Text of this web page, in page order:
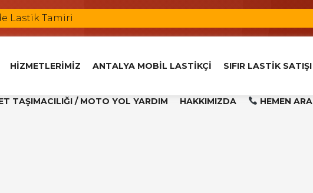
Lastik Tamiri
HİZMETLERİMİZ ANTALYA MOBİL LASTİKÇİ SIFIR LASTİK SATIŞI
TAŞIMACILIĞI / MOTO YOL YARDIM HAKKIMIZDA HEMEN ARA